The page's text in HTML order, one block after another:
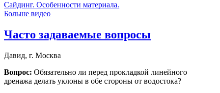
Сайдинг. Особенности материала.
Больше видео
Часто задаваемые вопросы
Давид, г. Москва
Вопрос: Обязательно ли перед прокладкой линейного
дренажа делать уклоны в обе стороны от водостока?